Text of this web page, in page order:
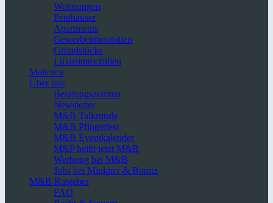
Wohnungen
Penthäuser
Apartments
Gewerbeimmobilien
Grundstücke
Luxusimmobilien
Mallorca
Über uns
Beratungszentren
Newsletter
M&B Talkrunde
M&B Pfingstfest
M&B Eventkalender
M&P heißt jetzt M&B
Werbung bei M&B
Jobs bei Minkner & Bonitz
M&B Ratgeber
FAQ